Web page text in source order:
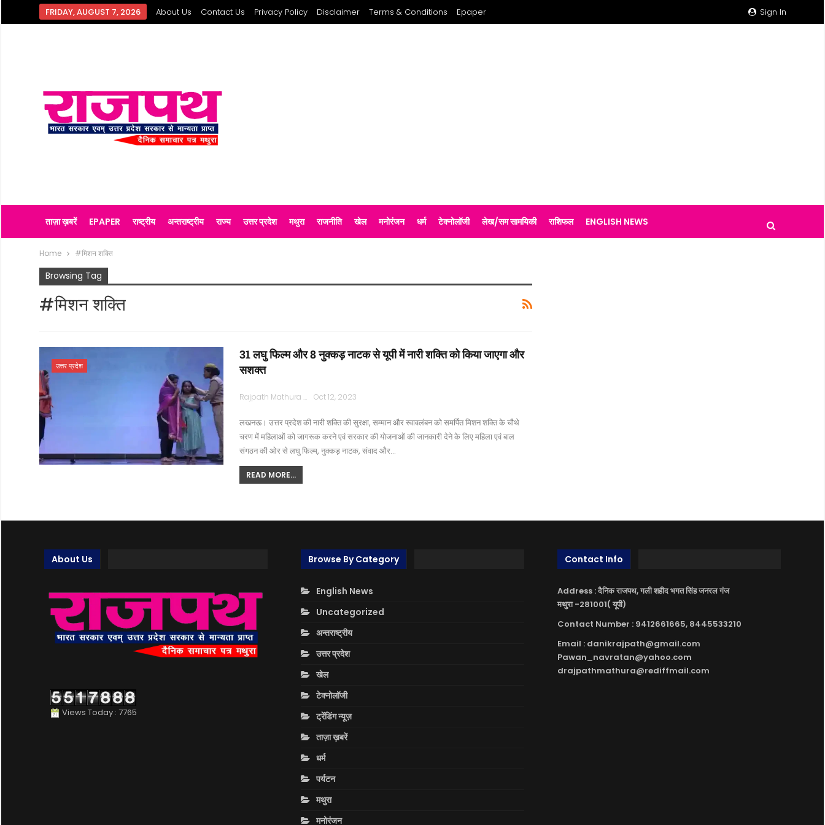
Sign In
FRIDAY, AUGUST 7, 2026 About Us Contact Us Privacy Policy Disclaimer Terms & Conditions Epaper
ताज़ा ख़बरें EPAPER राष्ट्रीय अन्तराष्ट्रीय राज्य उत्तर प्रदेश मथुरा राजनीति खेल मनोरंजन धर्म टेक्नोलॉजी लेख/सम सामयिकी राशिफल ENGLISH NEWS
Home #मिशन शक्ति
Browsing Tag
#मिशन शक्ति
उत्तर प्रदेश
31 लघु फिल्म और 8 नुक्कड़ नाटक से यूपी में नारी शक्ति को किया जाएगा और
सशक्त
Rajpath Mathura Oct 12, 2023
लखनऊ। उत्तर प्रदेश की नारी शक्ति की सुरक्षा, सम्मान और स्वावलंबन को समर्पित मिशन शक्ति के चौथे
चरण में महिलाओं को जागरूक करने एवं सरकार की योजनाओं की जानकारी देने के लिए महिला एवं बाल
संगठन की ओर से लघु फिल्म, नुक्कड़ नाटक, संवाद और…
READ MORE...
About Us
Views Today : 7765
Browse By Category
English News
Uncategorized
अन्तराष्ट्रीय
उत्तर प्रदेश
खेल
टेक्नोलॉजी
ट्रेंडिंग न्यूज़
ताज़ा ख़बरें
धर्म
पर्यटन
मथुरा
मनोरंजन
Contact Info
Address : दैनिक राजपथ, गली शहीद भगत सिंह जनरल गंज
मथुरा -281001( यूपी)
Contact Number : 9412661665, 8445533210
Email : danikrajpath@gmail.com
Pawan_navratan@yahoo.com
drajpathmathura@rediffmail.com